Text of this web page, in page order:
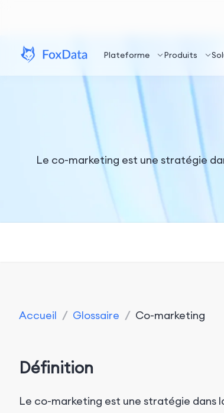
Plateforme Produits
Le co-marketing est une stratégie
Accueil / Glossaire / Co-marketing
Définition
Le co-marketing est une stratégie dans